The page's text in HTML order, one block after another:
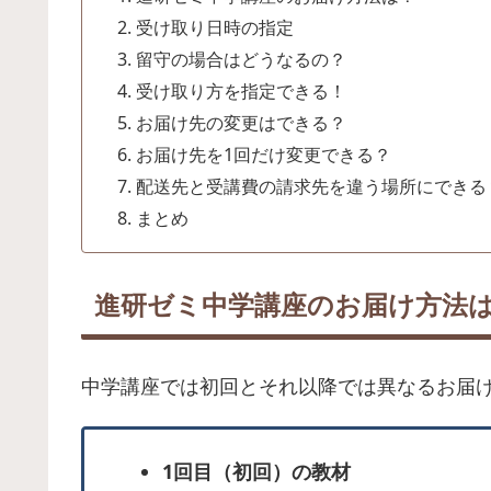
受け取り日時の指定
留守の場合はどうなるの？
受け取り方を指定できる！
お届け先の変更はできる？
お届け先を1回だけ変更できる？
配送先と受講費の請求先を違う場所にできる
まとめ
進研ゼミ中学講座のお届け方法
中学講座では初回とそれ以降では異なるお届
1回目（初回）の教材